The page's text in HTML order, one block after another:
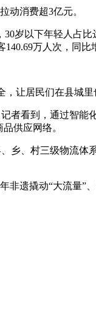
动消费超3亿元。
岁以下年轻人占
万人次，同比增
让居民们在县城里
者看到，通过智能
供应网络。
乡、村三级物流体
遗撬动“大流量”